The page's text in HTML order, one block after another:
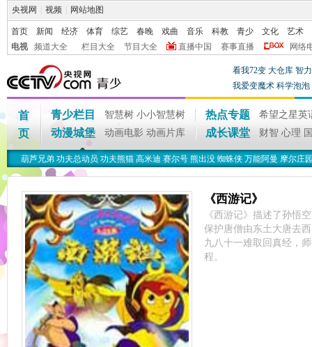
央视网 视频 网站地图
首页 新闻 经济 体育 综艺 春晚 戏曲 音乐 科教 青少 文化
艺术
电视
频道大全 栏目大全 节目大全 直播中国 赛事直播 网络
看我72变 大仓库 智
我爱变魔术 科学泡泡
首
页
青少栏目 智慧树 小小智慧树
动漫城堡 动画电影 动画片库
热点专题 希望之星英
成长课堂 财智 心理
葫芦兄弟 功夫总动员 功夫熊猫 高米迪 赛尔号 熊出没 蜘蛛侠 万能阿曼 摩尔庄
《西游记》
《西游记》描述了孙悟
保护唐僧由东土大唐去
九八十一难取回真经，
程。